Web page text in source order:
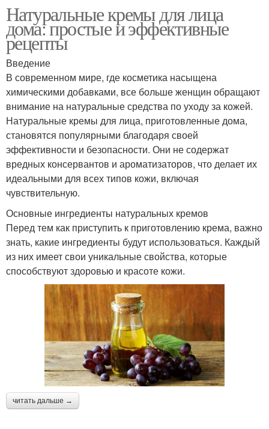
Натуральные кремы для лица
дома: простые и эффективные
рецепты
Введение
В современном мире, где косметика насыщена
химическими добавками, все больше женщин обращают
внимание на натуральные средства по уходу за кожей.
Натуральные кремы для лица, приготовленные дома,
становятся популярными благодаря своей
эффективности и безопасности. Они не содержат
вредных консервантов и ароматизаторов, что делает их
идеальными для всех типов кожи, включая
чувствительную.
Основные ингредиенты натуральных кремов
Перед тем как приступить к приготовлению крема, важно
знать, какие ингредиенты будут использоваться. Каждый
из них имеет свои уникальные свойства, которые
способствуют здоровью и красоте кожи.
читать дальше →